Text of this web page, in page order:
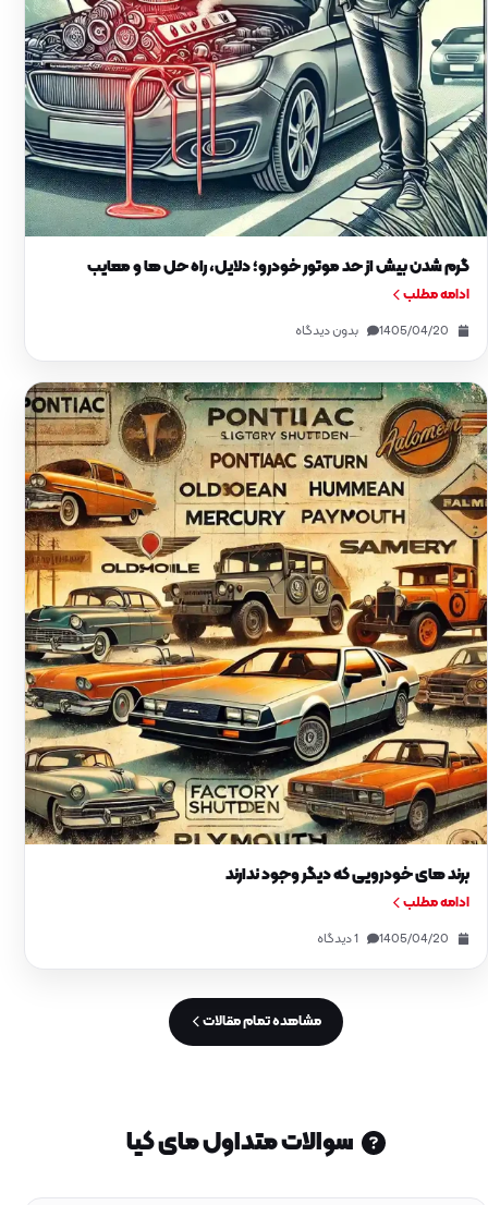
گرم شدن بیش از حد موتور خودرو؛ دلایل، راه‌ حل‌ ها و معایب
ادامه مطلب
1405/04/20 بدون دیدگاه
برند های خودرویی که دیگر وجود ندارند
ادامه مطلب
1405/04/20 1 دیدگاه
مشاهده تمام مقالات
سوالات متداول مای کیا